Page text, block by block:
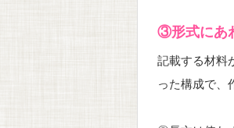
③形式にあ
記載する材料
った構成で、